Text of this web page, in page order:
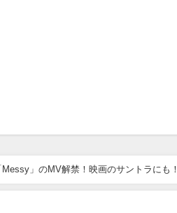
」のMV解禁！映画のサントラにも！